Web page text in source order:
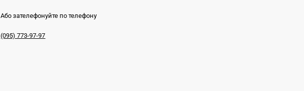
Або зателефонуйте по телефону
(095) 773-97-97